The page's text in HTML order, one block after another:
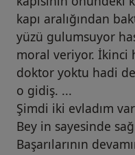
kapı aralığından
yüzü gulumsuyor
moral veriyor.
doktor yoktu hadi
o gidiş. ...
Şimdi iki evladım
Bey in sayesinde
Başarılarının